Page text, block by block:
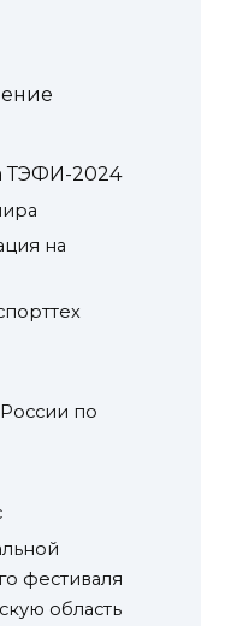
ТЭФИ-2024
на
по
фестиваля
область